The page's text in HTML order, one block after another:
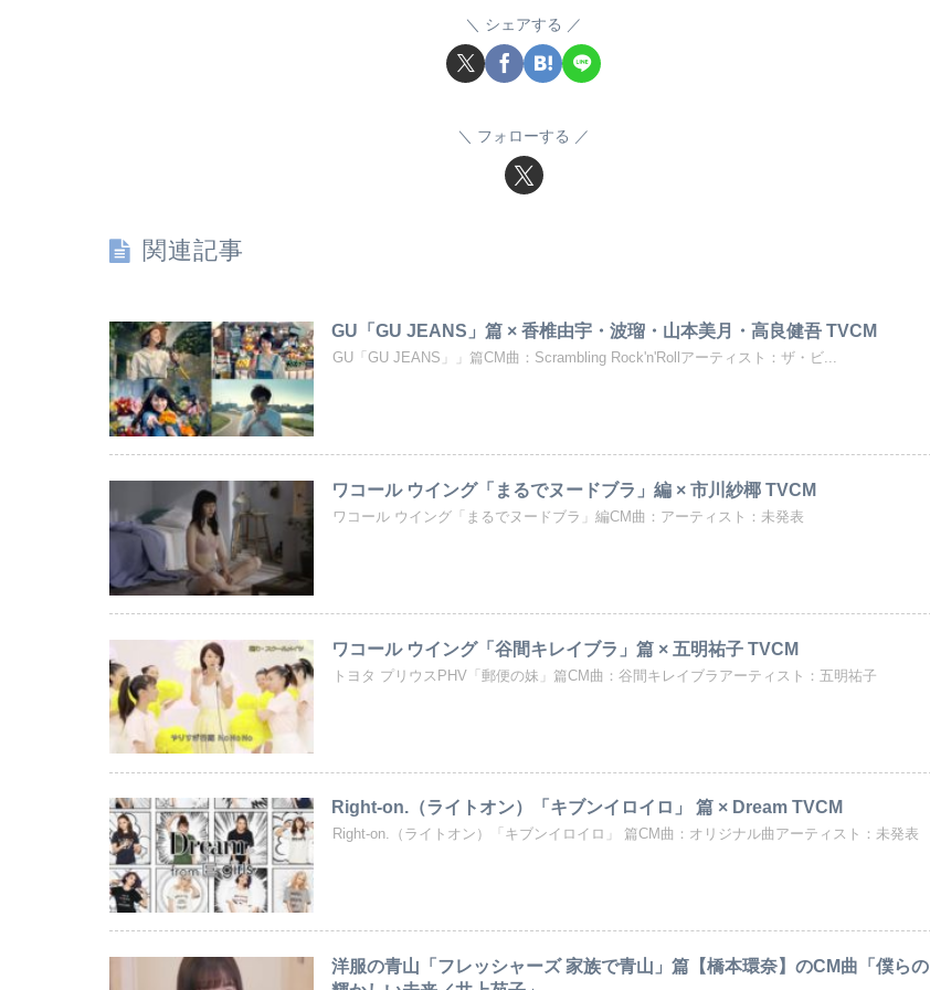
シェアする
フォローする
関連記事
GU「GU JEANS」篇 × 香椎由宇・波瑠・山本美月・高良健吾 TVCM
GU「GU JEANS」」篇CM曲：Scrambling Rock'n'Rollアーティスト：ザ・ビ...
ワコール ウイング「まるでヌードブラ」編 × 市川紗椰 TVCM
ワコール ウイング「まるでヌードブラ」編CM曲：アーティスト：未発表
ワコール ウイング「谷間キレイブラ」篇 × 五明祐子 TVCM
トヨタ プリウスPHV「郵便の妹」篇CM曲：谷間キレイブラアーティスト：五明祐子
Right-on.（ライトオン）「キブンイロイロ」 篇 × Dream TVCM
Right-on.（ライトオン）「キブンイロイロ」 篇CM曲：オリジナル曲アーティスト：未発表
洋服の青山「フレッシャーズ 家族で青山」篇【橋本環奈】のCM曲「僕らの